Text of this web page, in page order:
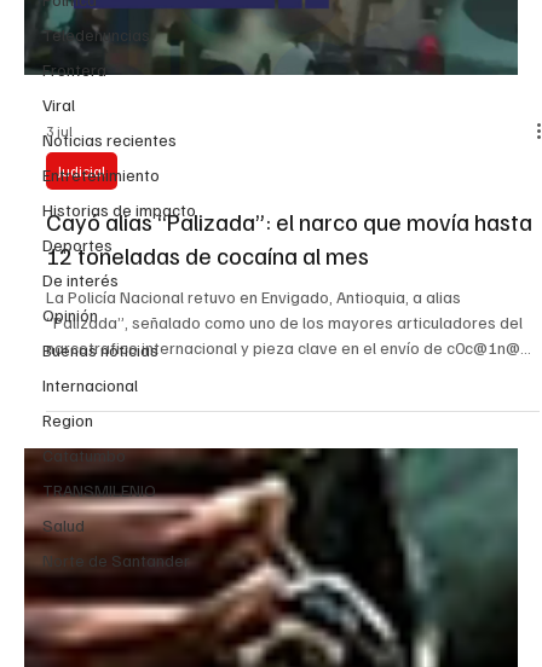
Teledenuncias
Frontera
Viral
Noticias recientes
Entretenimiento
Historias de impacto
Deportes
De interés
Opinión
Buenas noticias
Internacional
Region
Catatumbo
TRANSMILENIO
Salud
Norte de Santander
3 jul
Judicial
Cayó alias “Palizada”: el narco que movía hasta
12 toneladas de cocaína al mes
La Policía Nacional retuvo en Envigado, Antioquia, a alias
“Palizada”, señalado como uno de los mayores articuladores del
narcotrafico internacional y pieza clave en el envío de c0c@1n@
hombre habría coordinado alianzas entre organizaciones
narcotraficantes y fortalecido redes logísticas para mover droga
a gran escala. Las investigaciones lo relacionan con estructuras
asociadas a Los Mellizos, alias “Macaco” y “Cuc